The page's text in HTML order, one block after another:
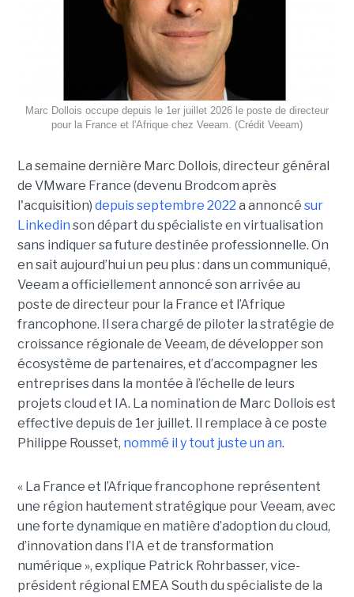
Marc Dollois occupe depuis le 1er juillet 2026 le poste de directeur
pour la France et l'Afrique chez Veeam. (Crédit Veeam)
La semaine dernière Marc Dollois, directeur général
de VMware France (devenu Brodcom après
l'acquisition) depuis septembre 2022 a annoncé sur
Linkedin son départ du spécialiste en virtualisation
sans indiquer sa future destinée professionnelle. On
en sait aujourd’hui un peu plus : dans un communiqué,
Veeam a officiellement annoncé son arrivée au
poste de directeur pour la France et l’Afrique
francophone. Il sera chargé de piloter la stratégie de
croissance régionale de Veeam, de développer son
écosystème de partenaires, et d’accompagner les
entreprises dans la montée à l’échelle de leurs
projets cloud et IA. La nomination de Marc Dollois est
effective depuis de 1er juillet. Il remplace à ce poste
Philippe Rousset, nommé il y tout juste un an.
« La France et l’Afrique francophone représentent
une région hautement stratégique pour Veeam, avec
une forte dynamique en matière d’adoption du cloud,
d’innovation dans l’IA et de transformation
numérique », explique Patrick Rohrbasser, vice-
président régional EMEA South du spécialiste de la